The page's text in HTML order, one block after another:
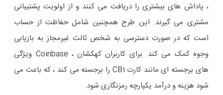
، پاداش های بیشتری را دریافت می کنند و از اولویت پشتیبانی
مشتری می گیرند. این طرح همچنین شامل حفاظت از حساب
است که در صورت دسترسی به شخص ثالث غیرمجاز به بازیابی
وجوه کمک می کند. برای کاربران کهکشان ، Coinbase ویژگی
های برجسته ای مانند کارت CB1 را برجسته می کند ، که باعث می
شود هزینه و درآمد یکپارچه رمزنگاری شود.